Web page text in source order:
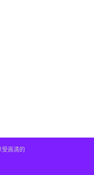
高清的